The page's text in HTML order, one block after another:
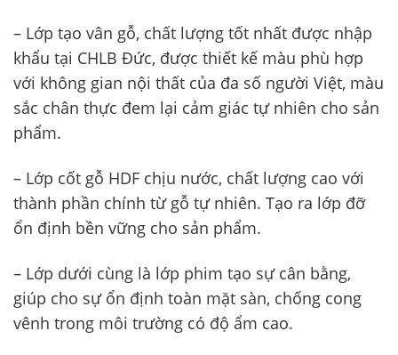
– Lớp tạo vân gỗ, chất lượng tốt nhất được nhập
khẩu tại CHLB Đức, được thiết kế màu phù hợp
với không gian nội thất của đa số người Việt, màu
sắc chân thực đem lại cảm giác tự nhiên cho sản
phẩm.
– Lớp cốt gỗ HDF chịu nước, chất lượng cao với
thành phần chính từ gỗ tự nhiên. Tạo ra lớp đỡ
ổn định bền vững cho sản phẩm.
– Lớp dưới cùng là lớp phim tạo sự cân bằng,
giúp cho sự ổn định toàn mặt sàn, chống cong
vênh trong môi trường có độ ẩm cao.